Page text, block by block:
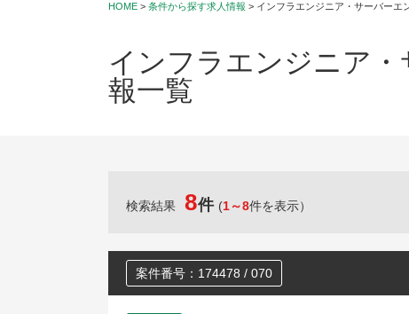
HOME > 条件から探す求人情報 > インフラエンジニア・サーバーエ
インフラエンジニア
報一覧
検索結果 8件 (1～8件を表示）
案件番号：174478 / 070